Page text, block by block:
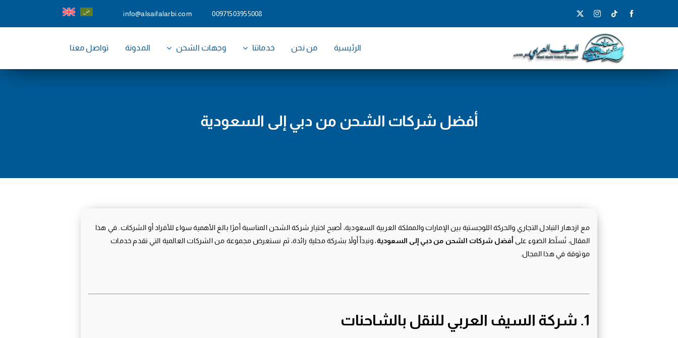
00971503955008
info@alsaifalarbi.com
الرئيسية من نحن خدماتنا وجهات الشحن المدونة تواصل معنا
أفضل شركات الشحن من دبي إلى السعودية
مع ازدهار التبادل التجاري والحركة اللوجستية بين الإمارات والمملكة العربية السعودية، أصبح اختيار شركة الشحن المناسبة أمرًا بالغ الأهمية سواء للأفراد أو الشركات. في هذا
المقال، نُسلّط الضوء على أفضل شركات الشحن من دبي إلى السعودية، ونبدأ أولاً بشركة محلية رائدة، ثم نستعرض مجموعة من الشركات العالمية التي تقدم خدمات
موثوقة في هذا المجال.
1. شركة السيف العربي للنقل بالشاحنات